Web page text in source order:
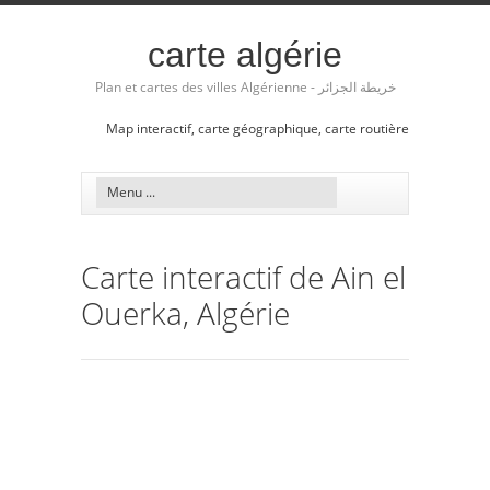
carte algérie
Plan et cartes des villes Algérienne - خريطة الجزائر
Map interactif, carte géographique, carte routière
Carte interactif de Ain el
Ouerka, Algérie